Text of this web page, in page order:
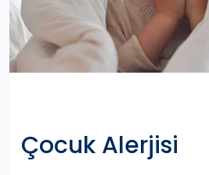
Çocuk Alerjisi